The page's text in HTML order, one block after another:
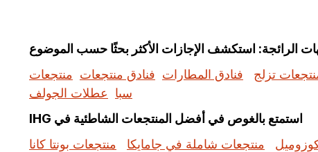
تزلج فنادق المطارات فنادق منتجعات منتجعات
سبا
عطلات الجولف
استمتع بالغوص في أفضل المنتجعات الشاطئية في IHG
منتجعات شاملة في جامايكا
منتجعات بونتا كانا